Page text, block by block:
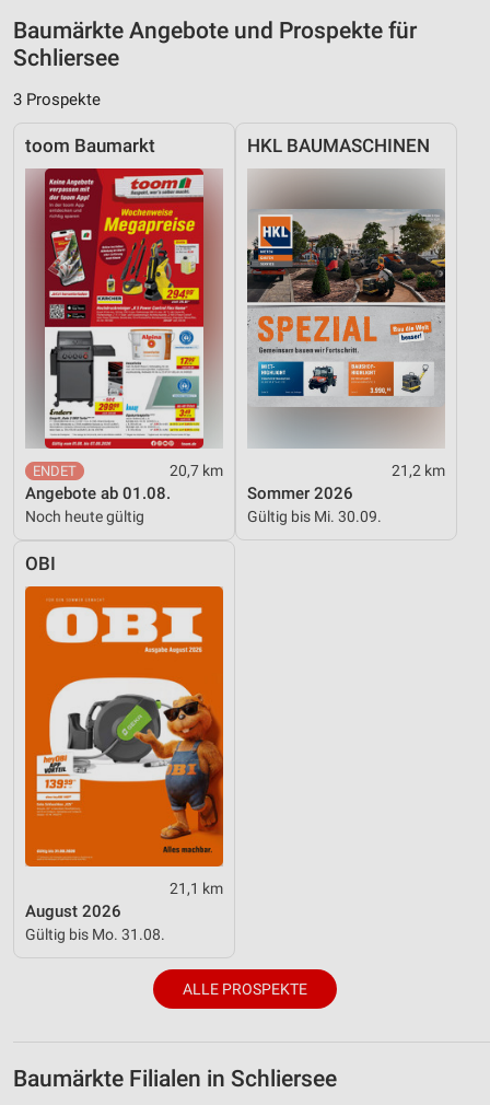
Baumärkte Angebote und Prospekte für
Schliersee
3 Prospekte
toom Baumarkt
20,7 km
Angebote ab 01.08.
Noch heute gültig
HKL BAUMASCHINEN
21,2 km
Sommer 2026
Gültig bis Mi. 30.09.
OBI
21,1 km
August 2026
Gültig bis Mo. 31.08.
ALLE PROSPEKTE
Baumärkte Filialen in Schliersee
IAB-Besonderheiten:
Informationen identifizieren
Nicht-IAB-Verarbeitungszwecke:
Notwendig
Performance
Funktional
Werbung